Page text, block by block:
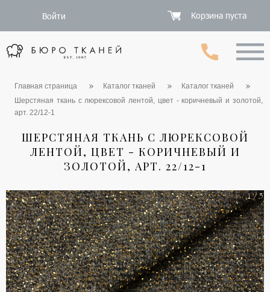
Войти Корзина пуста
Главная страница Каталог тканей
Каталог тканей
Шерстяная ткань с люрексовой лентой, цвет - коричневый и золотой,
арт. 22/12-1
ШЕРСТЯНАЯ ТКАНЬ С ЛЮРЕКСОВОЙ
ЛЕНТОЙ, ЦВЕТ - КОРИЧНЕВЫЙ И
ЗОЛОТОЙ, АРТ. 22/12-1
1 / 5